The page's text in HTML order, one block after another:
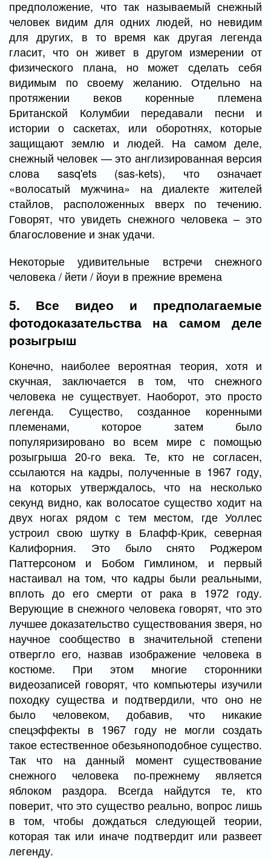
предположение, что так называемый снежный
человек видим для одних людей, но невидим
для других, в то время как другая легенда
гласит, что он живет в другом измерении от
физического плана, но может сделать себя
видимым по своему желанию. Отдельно на
протяжении веков коренные племена
Британской Колумбии передавали песни и
истории о саскетах, или оборотнях, которые
защищают землю и людей. На самом деле,
снежный человек — это англизированная версия
слова sasq'ets (sas-kets), что означает
«волосатый мужчина» на диалекте жителей
стайлов, расположенных вверх по течению.
Говорят, что увидеть снежного человека – это
благословение и знак удачи.
Некоторые удивительные встречи снежного
человека / йети / йоуи в прежние времена
5. Все видео и предполагаемые
фотодоказательства на самом деле
розыгрыш
Конечно, наиболее вероятная теория, хотя и
скучная, заключается в том, что снежного
человека не существует. Наоборот, это просто
легенда. Существо, созданное коренными
племенами, которое затем было
популяризировано во всем мире с помощью
розыгрыша 20-го века. Те, кто не согласен,
ссылаются на кадры, полученные в 1967 году,
на которых утверждалось, что на несколько
секунд видно, как волосатое существо ходит на
двух ногах рядом с тем местом, где Уоллес
устроил свою шутку в Блафф-Крик, северная
Калифорния. Это было снято Роджером
Паттерсоном и Бобом Гимлином, и первый
настаивал на том, что кадры были реальными,
вплоть до его смерти от рака в 1972 году.
Верующие в снежного человека говорят, что это
лучшее доказательство существования зверя, но
научное сообщество в значительной степени
отвергло его, назвав изображение человека в
костюме. При этом многие сторонники
видеозаписей говорят, что компьютеры изучили
походку существа и подтвердили, что оно не
было человеком, добавив, что никакие
спецэффекты в 1967 году не могли создать
такое естественное обезьяноподобное существо.
Так что на данный момент существование
снежного человека по-прежнему является
яблоком раздора. Всегда найдутся те, кто
поверит, что это существо реально, вопрос лишь
в том, чтобы дождаться следующей теории,
которая так или иначе подтвердит или развеет
легенду.